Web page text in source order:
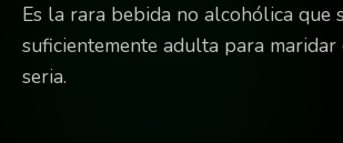
Es la rara bebida no alcohólica que
suficientemente adulta para maridar
seria.